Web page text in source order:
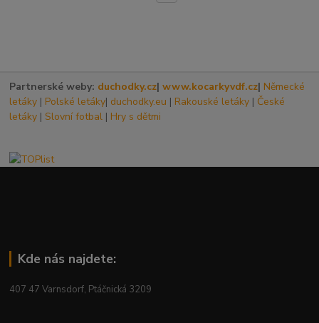
Partnerské weby: duchodky.cz|www.kocarkyvdf.cz| Německé
letáky | Polské letáky| duchodky.eu | Rakouské letáky | České
letáky | Slovní fotbal | Hry s dětmi
Kde nás najdete:
407 47 Varnsdorf, Ptáčnická 3209